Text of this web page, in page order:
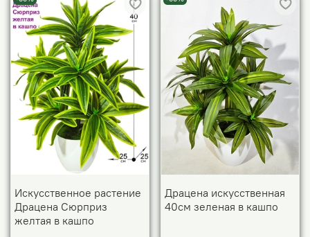
Искусственное растение
Драцена Сюрприз
желтая в кашпо
Драцена искусственная
40см зеленая в кашпо